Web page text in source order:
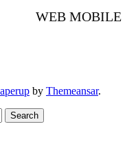
WEB MOBILE
by Themeansar.